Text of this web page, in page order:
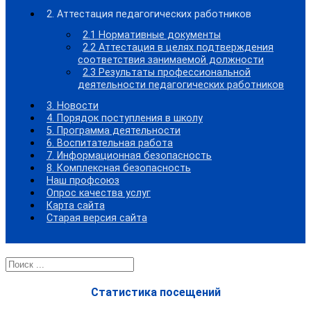
2. Аттестация педагогических работников
2.1 Нормативные документы
2.2 Аттестация в целях подтверждения
соответствия занимаемой должности
2.3 Результаты профессиональной
деятельности педагогических работников
3. Новости
4. Порядок поступления в школу
5. Программа деятельности
6. Воспитательная работа
7. Информационная безопасность
8. Комплексная безопасность
Наш профсоюз
Опрос качества услуг
Карта сайта
Старая версия сайта
Найти:
Статистика посещений